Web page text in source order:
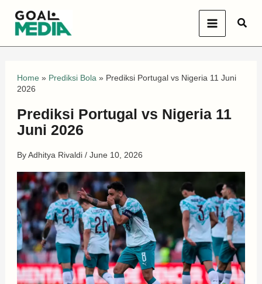
Home» Prediksi Bola » Prediksi Portugal vs Nigeria 11 Juni
2026
Prediksi Portugal vs Nigeria 11
Juni 2026
ByAdhitya Rivaldi / June 10, 2026